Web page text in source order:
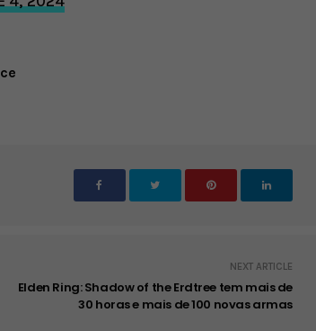
NEXT ARTICLE
Elden Ring: Shadow of the Erdtree tem mais de
30 horas e mais de 100 novas armas